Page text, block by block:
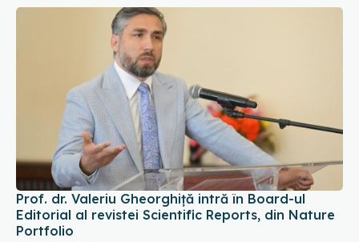
Prof. dr. Valeriu Gheorghiță intră în Board-ul
Editorial al revistei Scientific Reports, din Nature
Portfolio